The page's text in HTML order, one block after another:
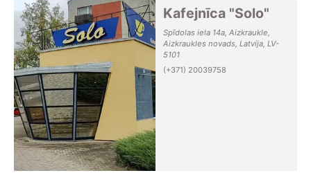
Kafejnīca "Solo"
Spīdolas iela 14a, Aizkraukle,
Aizkraukles novads, Latvija, LV-
5101
(+371) 20039758